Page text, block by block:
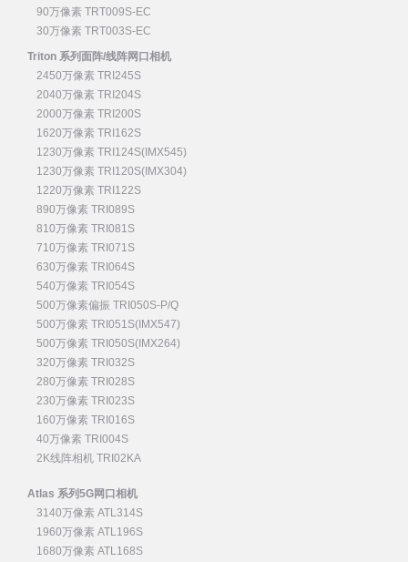
90万像素 TRT009S-EC
30万像素 TRT003S-EC
Triton 系列面阵/线阵网口相机
2450万像素 TRI245S
2040万像素 TRI204S
2000万像素 TRI200S
1620万像素 TRI162S
1230万像素 TRI124S(IMX545)
1230万像素 TRI120S(IMX304)
1220万像素 TRI122S
890万像素 TRI089S
810万像素 TRI081S
710万像素 TRI071S
630万像素 TRI064S
540万像素 TRI054S
500万像素偏振 TRI050S-P/Q
500万像素 TRI051S(IMX547)
500万像素 TRI050S(IMX264)
320万像素 TRI032S
280万像素 TRI028S
230万像素 TRI023S
160万像素 TRI016S
40万像素 TRI004S
2K线阵相机 TRI02KA
Atlas 系列5G网口相机
3140万像素 ATL314S
1960万像素 ATL196S
1680万像素 ATL168S